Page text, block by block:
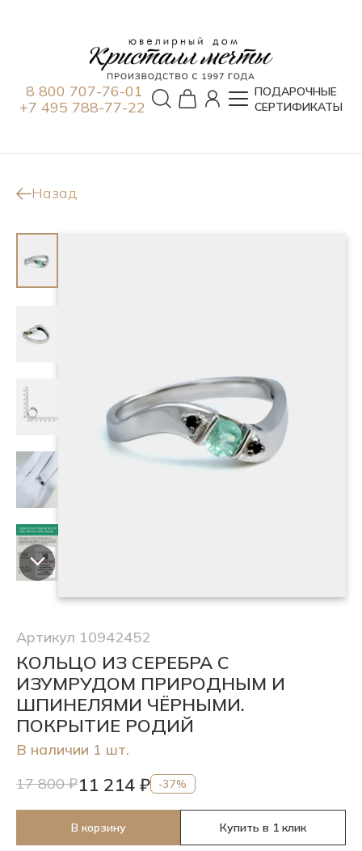
8 800 707-76-01
+7 495 788-77-22
ПОДАРОЧНЫЕ
СЕРТИФИКАТЫ
Назад
Артикул 10942452
КОЛЬЦО ИЗ СЕРЕБРА С
ИЗУМРУДОМ ПРИРОДНЫМ И
ШПИНЕЛЯМИ ЧЁРНЫМИ.
ПОКРЫТИЕ РОДИЙ
В наличии 1 шт.
17 800 ₽11 214 ₽ -37%
В корзину Купить в 1 клик